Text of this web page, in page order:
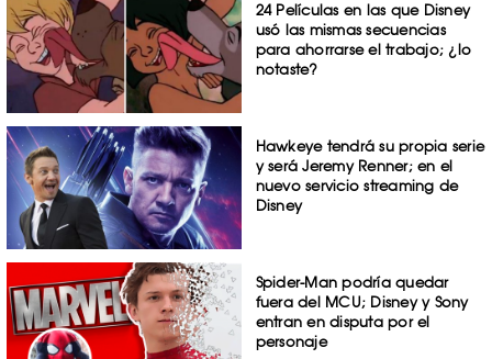
24 Películas en las que Disney
usó las mismas secuencias
para ahorrarse el trabajo; ¿lo
notaste?
Hawkeye tendrá su propia serie
y será Jeremy Renner; en el
nuevo servicio streaming de
Disney
Spider-Man podría quedar
fuera del MCU; Disney y Sony
entran en disputa por el
personaje